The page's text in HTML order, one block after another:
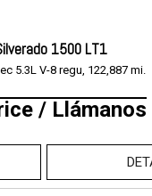
1500 LT1
5.3L V-8 regu, 122,887 mi.
/ Llámanos